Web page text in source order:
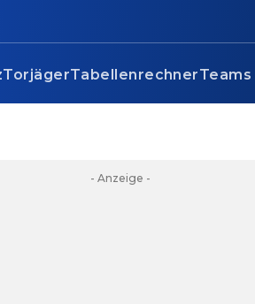
TorjägerTabellenrechnerTeams
- Anzeige -